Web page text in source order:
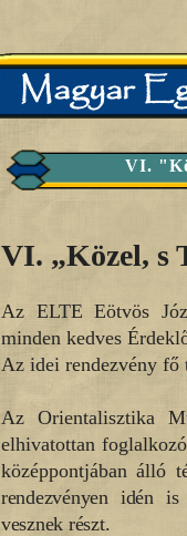
VI.
VI. „Közel, s
Az ELTE Eötvös
minden kedves
Az idei rendezvény fő
Az Orientalisztika
elhivatottan
középpontjában álló
rendezvényen idén
vesznek részt.